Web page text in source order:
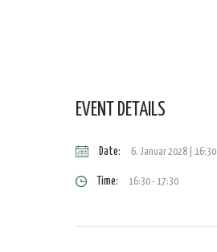
EVENT DETAILS
Date: 6. Januar 2028 | 16:30
Time: 16:30 - 17:30